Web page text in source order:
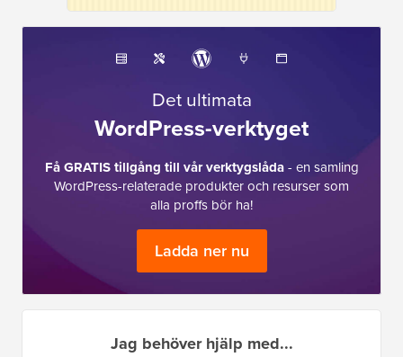
Det ultimata
WordPress-verktyget
Få GRATIS tillgång till vår verktygslåda- en samling
WordPress-relaterade produkter och resurser som
alla proffs bör ha!
Ladda ner nu
Jag behöver hjälp med...